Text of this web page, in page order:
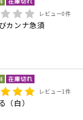
レビュー0件
カンナ急須
レビュー1件
（白）